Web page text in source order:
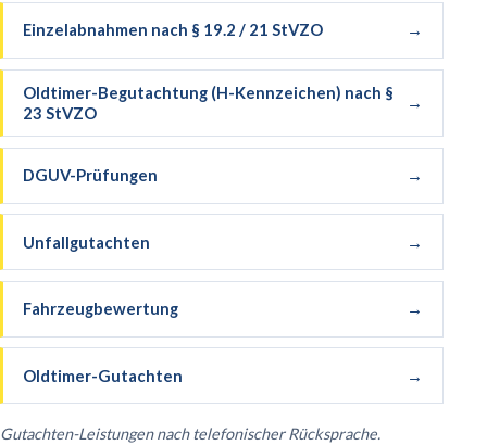
Einzelabnahmen nach § 19.2 / 21 StVZO →
Oldtimer-Begutachtung (H-Kennzeichen) nach §
23 StVZO
→
DGUV-Prüfungen →
Unfallgutachten →
Fahrzeugbewertung →
Oldtimer-Gutachten →
Gutachten-Leistungen nach telefonischer Rücksprache.